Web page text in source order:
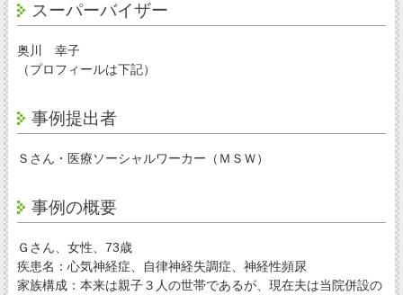
スーパーバイザー
奥川 幸子
（プロフィールは下記）
事例提出者
Ｓさん・医療ソーシャルワーカー（ＭＳＷ）
事例の概要
Ｇさん、女性、73歳
疾患名：心気神経症、自律神経失調症、神経性頻尿
家族構成：本来は親子３人の世帯であるが、現在夫は当院併設の